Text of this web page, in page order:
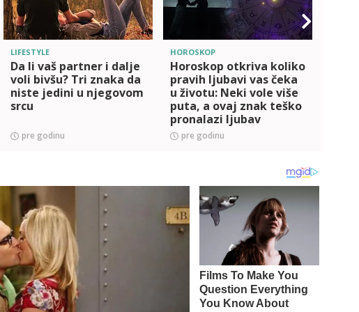
LIFESTYLE
Da li vaš partner i dalje
voli bivšu? Tri znaka da
niste jedini u njegovom
srcu
pre godinu
HOROSKOP
Horoskop otkriva koliko
pravih ljubavi vas čeka
u životu: Neki vole više
puta, a ovaj znak teško
pronalazi ljubav
pre godinu